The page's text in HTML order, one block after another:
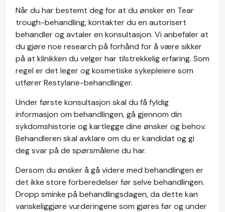
Når du har bestemt deg for at du ønsker en Tear
trough-behandling, kontakter du en autorisert
behandler og avtaler en konsultasjon. Vi anbefaler at
du gjøre noe research på forhånd for å være sikker
på at klinikken du velger har tilstrekkelig erfaring. Som
regel er det leger og kosmetiske sykepleiere som
utfører Restylane-behandlinger.
Under første konsultasjon skal du få fyldig
informasjon om behandlingen, gå gjennom din
sykdomshistorie og kartlegge dine ønsker og behov.
Behandleren skal avklare om du er kandidat og gi
deg svar på de spørsmålene du har.
Dersom du ønsker å gå videre med behandlingen er
det ikke store forberedelser før selve behandlingen.
Dropp sminke på behandlingsdagen, da dette kan
vanskeliggjøre vurderingene som gjøres før og under